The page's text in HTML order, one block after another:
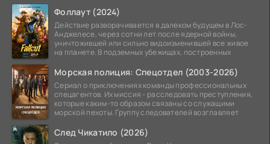
Фоллаут (2024)
Действие разворачивается в далеком будущем в Лос-
Анджелесе, через сотни лет после ядерной войны,
уничтожившей или сильно видоизменившей все живое
на планете. В подземных убежищах, построенных
Морская полиция: Спецотдел (2003-2026)
Сериал о приключениях команды профессиональных
спецагентов. Их миссия - расследовать преступления,
которые каким-то образом связаны со служащими
морской пехоты. Группу следователей возглавляет
След Чикатило (2026)